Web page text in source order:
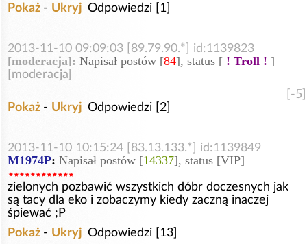
Pokaż - Ukryj Odpowiedzi [1]
2013-11-10 09:09:03 [89.79.90.*] id:1139823
[moderacja]: Napisał postów [84], status [ ! Troll ! ]
[moderacja]
[-5]
Pokaż - Ukryj Odpowiedzi [2]
2013-11-10 10:15:24 [83.13.133.*] id:1139849
M1974P: Napisał postów [14337], status [VIP]
zielonych pozbawić wszystkich dóbr doczesnych jak
są tacy dla eko i zobaczymy kiedy zaczną inaczej
śpiewać ;P
Pokaż - Ukryj Odpowiedzi [13]